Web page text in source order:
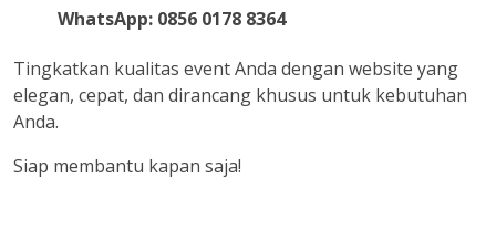
WhatsApp: 0856 0178 8364
Tingkatkan kualitas event Anda dengan website yang
elegan, cepat, dan dirancang khusus untuk kebutuhan
Anda.
Siap membantu kapan saja!